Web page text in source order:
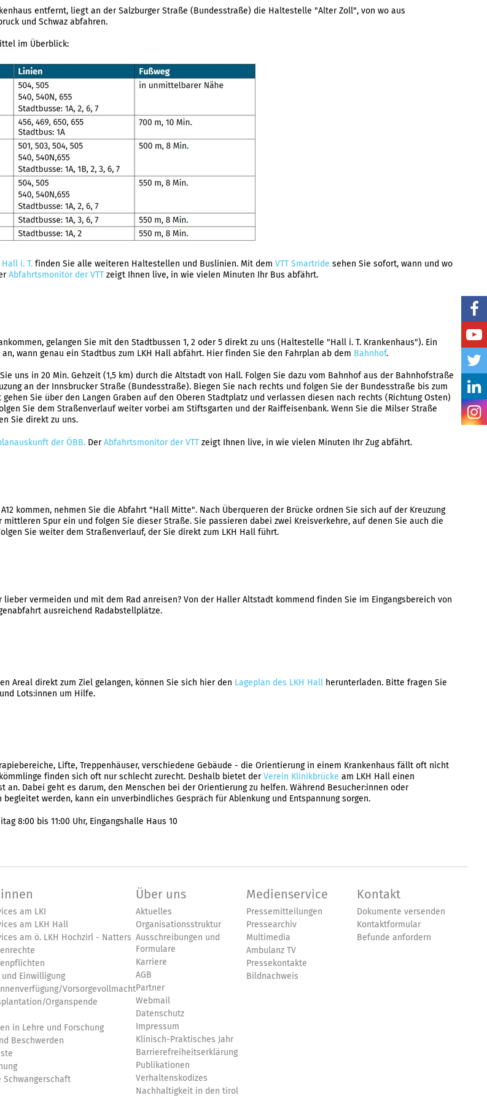
entfernt, liegt an der Salzburger Straße (Bundesstraße) die Haltestelle "Alter Zoll", von wo aus
und Schwaz abfahren.
im Überblick:
i. T. finden Sie alle weiteren Haltestellen und Buslinien. Mit dem VTT Smartride sehen Sie sofort, wann und wo
Abfahrtsmonitor der VTT zeigt Ihnen live, in wie vielen Minuten Ihr Bus abfährt.
gelangen Sie mit den Stadtbussen 1, 2 oder 5 direkt zu uns (Haltestelle "Hall i. T. Krankenhaus"). Ein
wann genau ein Stadtbus zum LKH Hall abfährt. Hier finden Sie den Fahrplan ab dem Bahnhof.
uns in 20 Min. Gehzeit (1,5 km) durch die Altstadt von Hall. Folgen Sie dazu vom Bahnhof aus der Bahnhofstraße
an der Innsbrucker Straße (Bundesstraße). Biegen Sie nach rechts und folgen Sie der Bundesstraße bis zum
Sie über den Langen Graben auf den Oberen Stadtplatz und verlassen diesen nach rechts (Richtung Osten)
Sie dem Straßenverlauf weiter vorbei am Stiftsgarten und der Raiffeisenbank. Wenn Sie die Milser Straße
Sie direkt zu uns.
der ÖBB. DerAbfahrtsmonitor der VTT zeigt Ihnen live, in wie vielen Minuten Ihr Zug abfährt.
kommen, nehmen Sie die Abfahrt "Hall Mitte". Nach Überqueren der Brücke ordnen Sie sich auf der Kreuzung
mittleren Spur ein und folgen Sie dieser Straße. Sie passieren dabei zwei Kreisverkehre, auf denen Sie auch die
Sie weiter dem Straßenverlauf, der Sie direkt zum LKH Hall führt.
vermeiden und mit dem Rad anreisen? Von der Haller Altstadt kommend finden Sie im Eingangsbereich von
ausreichend Radabstellplätze.
Areal direkt zum Ziel gelangen, können Sie sich hier den Lageplan des LKH Hall herunterladen. Bitte fragen Sie
Lots:innen um Hilfe.
Lifte, Treppenhäuser, verschiedene Gebäude - die Orientierung in einem Krankenhaus fällt oft nicht
finden sich oft nur schlecht zurecht. Deshalb bietet derVerein Klinikbrücke am LKH Hall einen
an. Dabei geht es darum, den Menschen bei der Orientierung zu helfen. Während Besucher:innen oder
werden, kann ein unverbindliches Gespräch für Ablenkung und Entspannung sorgen.
8:00 bis 11:00 Uhr, Eingangshalle Haus 10
am LKI
am LKH Hall
am ö. LKH Hochzirl - Natters
Einwilligung
Vorsorgevollmacht
Organspende
in Lehre und Forschung
Beschwerden
Schwangerschaft
Über uns
Aktuelles
Organisationsstruktur
Ausschreibungen und
Formulare
Karriere
AGB
Partner
Webmail
Datenschutz
Impressum
Klinisch-Praktisches Jahr
Barrierefreiheitserklärung
Publikationen
Verhaltenskodizes
Nachhaltigkeit in den tirol
Medienservice
Pressemitteilungen
Pressearchiv
Multimedia
Ambulanz TV
Pressekontakte
Bildnachweis
Kontakt
Dokumente versenden
Kontaktformular
Befunde anfordern